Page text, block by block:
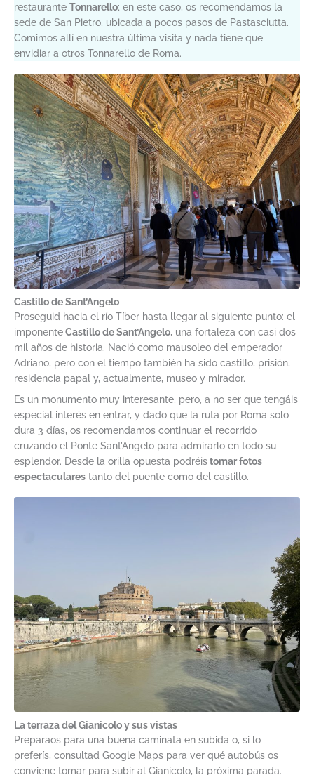
restaurante Tonnarello; en este caso, os recomendamos la
sede de San Pietro, ubicada a pocos pasos de Pastasciutta.
Comimos allí en nuestra última visita y nada tiene que
envidiar a otros Tonnarello de Roma.
Castillo de Sant’Angelo
Proseguid hacia el río Tíber hasta llegar al siguiente punto: el
imponenteCastillo de Sant’Angelo, una fortaleza con casi dos
mil años de historia. Nació como mausoleo del emperador
Adriano, pero con el tiempo también ha sido castillo, prisión,
residencia papal y, actualmente, museo y mirador.
Es un monumento muy interesante, pero, a no ser que tengáis
especial interés en entrar, y dado que la ruta por Roma solo
dura 3 días, os recomendamos continuar el recorrido
cruzando el Ponte Sant’Angelo para admirarlo en todo su
esplendor. Desde la orilla opuesta podréistomar fotos
espectaculares tanto del puente como del castillo.
La terraza del Gianicolo y sus vistas
Preparaos para una buena caminata en subida o, si lo
preferís, consultad Google Maps para ver qué autobús os
conviene tomar para subir al Gianicolo, la próxima parada.